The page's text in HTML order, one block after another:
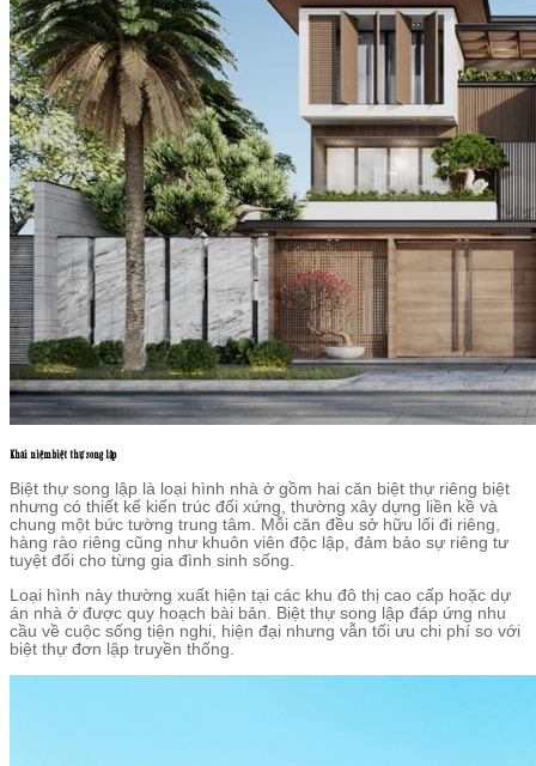
Khái niệm biệt thự song lập
Biệt thự song lập là loại hình nhà ở gồm hai căn biệt thự riêng biệt
nhưng có thiết kế kiến trúc đối xứng, thường xây dựng liền kề và
chung một bức tường trung tâm. Mỗi căn đều sở hữu lối đi riêng,
hàng rào riêng cũng như khuôn viên độc lập, đảm bảo sự riêng tư
tuyệt đối cho từng gia đình sinh sống.
Loại hình này thường xuất hiện tại các khu đô thị cao cấp hoặc dự
án nhà ở được quy hoạch bài bản. Biệt thự song lập đáp ứng nhu
cầu về cuộc sống tiện nghi, hiện đại nhưng vẫn tối ưu chi phí so với
biệt thự đơn lập truyền thống.